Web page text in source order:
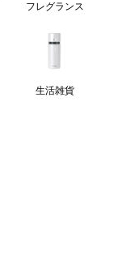
フレグランス
生活雑貨